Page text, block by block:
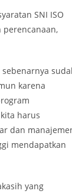
SNI ISO
perencanaan,
karena
harus
dan
mendapatkan
yang